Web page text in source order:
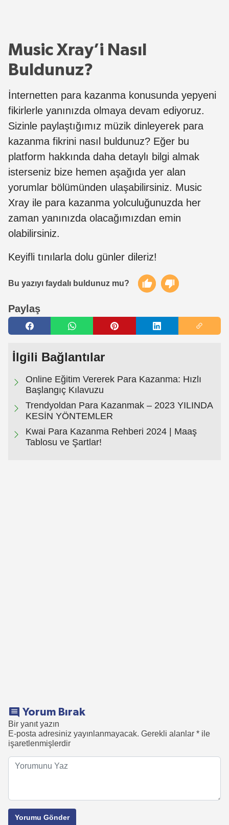
Music Xray’i Nasıl
Buldunuz?
İnternetten para kazanma konusunda yepyeni
fikirlerle yanınızda olmaya devam ediyoruz.
Sizinle paylaştığımız müzik dinleyerek para
kazanma fikrini nasıl buldunuz? Eğer bu
platform hakkında daha detaylı bilgi almak
isterseniz bize hemen aşağıda yer alan
yorumlar bölümünden ulaşabilirsiniz. Music
Xray ile para kazanma yolculuğunuzda her
zaman yanınızda olacağımızdan emin
olabilirsiniz.
Keyifli tınılarla dolu günler dileriz!
Bu yazıyı faydalı buldunuz mu?
Paylaş
İlgili Bağlantılar
Online Eğitim Vererek Para Kazanma: Hızlı
Başlangıç Kılavuzu
Trendyoldan Para Kazanmak – 2023 YILINDA
KESİN YÖNTEMLER
Kwai Para Kazanma Rehberi 2024 | Maaş
Tablosu ve Şartlar!
Yorum Bırak
Bir yanıt yazın
E-posta adresiniz yayınlanmayacak. Gerekli alanlar * ile
işaretlenmişlerdir